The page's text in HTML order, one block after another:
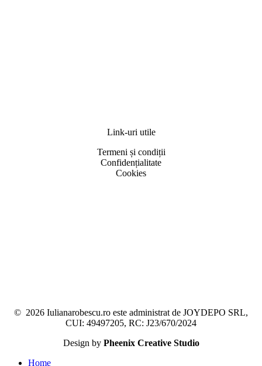
Link-uri utile
Termeni și condiții
Confidențialitate
Cookies
© 2026 Iulianarobescu.ro este administrat de JOYDEPO SRL,
CUI: 49497205, RC: J23/670/2024
Design by Pheenix Creative Studio
Close
Home